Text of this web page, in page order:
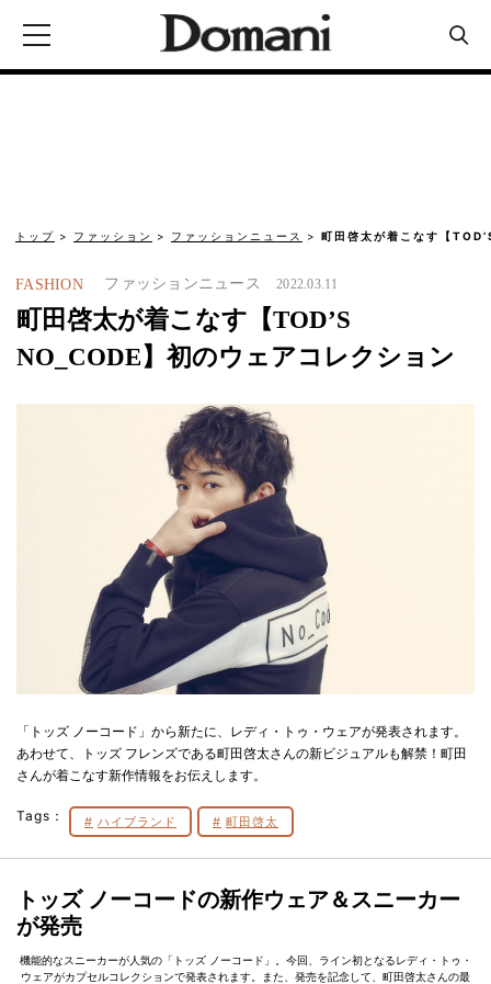
トップ ファッション ファッションニュース 町田啓太が着こなす【
FASHION ファッションニュース 2022.03.11
町田啓太が着こなす【TOD’S
NO_CODE】初のウェアコレクション
「トッズ ノーコード」から新たに、レディ・トゥ・ウェアが発表されます。
あわせて、トッズ フレンズである町田啓太さんの新ビジュアルも解禁！町田
さんが着こなす新作情報をお伝えします。
Tags： ハイブランド 町田啓太
トッズ ノーコードの新作ウェア＆スニーカー
が発売
機能的なスニーカーが人気の「トッズ ノーコード」。今回、ライン初となるレディ・トゥ・
ウェアがカプセルコレクションで発表されます。また、発売を記念して、町田啓太さんの最